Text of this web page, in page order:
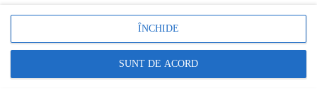
Îmbunătățirea durabilității ușilor: cele mai bune acc...
ÎNCHIDE
SUNT DE ACORD